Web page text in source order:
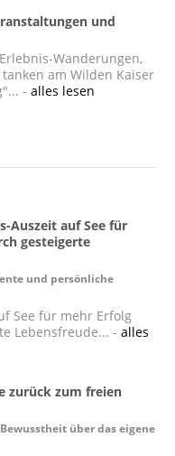
und
Wanderungen,
am Wilden Kaiser
- alles lesen
Auszeit auf See für
gesteigerte
und persönliche
See für mehr Erfolg
Lebensfreude... - alles
zurück zum freien
über das eigene